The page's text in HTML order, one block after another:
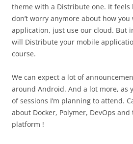
theme with a Distribute one. It feels
don’t worry anymore about how
application, just use our cloud. But
will Distribute your mobile
course.
We can expect a lot of
around Android. And a lot more, as
of sessions I’m planning to attend.
about Docker, Polymer, DevOps and
platform !